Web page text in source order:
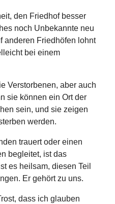
den Friedhof besser
noch Unbekannte neu
anderen Friedhöfen lohnt
bei einem
Verstorbenen, aber auch
sie können ein Ort der
sein, und sie zeigen
werden.
trauert oder einen
begleitet, ist das
es heilsam, diesen Teil
Er gehört zu uns.
dass ich glauben